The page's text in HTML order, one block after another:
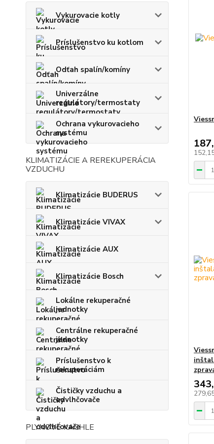
Vykurovacie kotly
Príslušenstvo ku kotlom
Odťah spalín/komíny
Univerzálne
regulátory/termostaty
Ochrana vykurovacieho
systému
KLIMATIZÁCIE A REREKUPERÁCIA
VZDUCHU
Klimatizácie BUDERUS
Klimatizácie VIVAX
Klimatizácie AUX
Klimatizácie Bosch
Lokálne rekuperačné
jednotky
Centrálne rekuperačné
jednotky
Príslušenstvo k
rekuperáciám
Čističky vzduchu a
odvlhčovače
PLYNOVÉ KACHLE